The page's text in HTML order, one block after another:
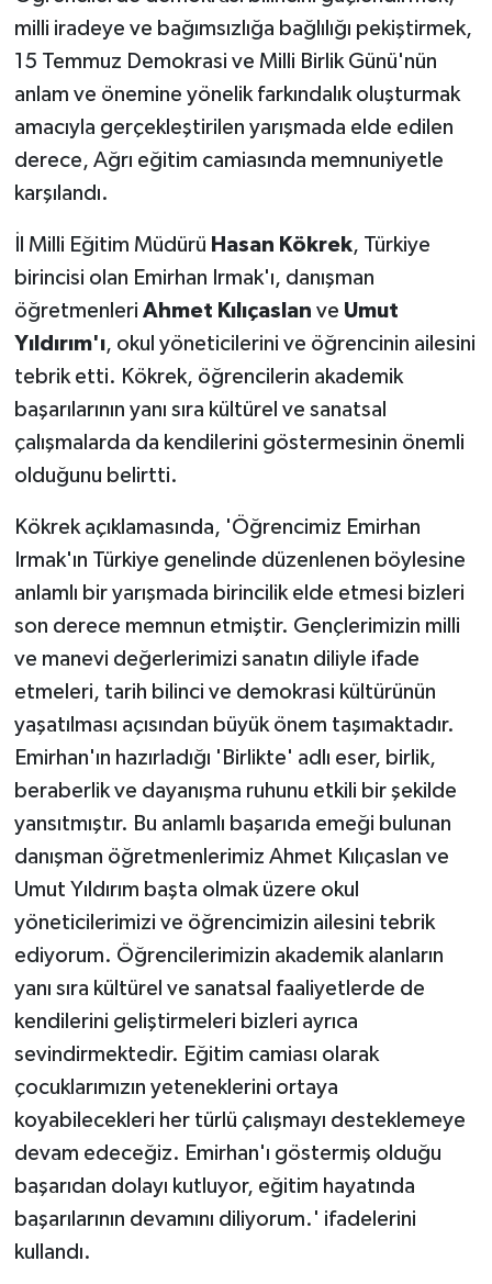
milli iradeye ve bağımsızlığa bağlılığı pekiştirmek,
15 Temmuz Demokrasi ve Milli Birlik Günü'nün
anlam ve önemine yönelik farkındalık oluşturmak
amacıyla gerçekleştirilen yarışmada elde edilen
derece, Ağrı eğitim camiasında memnuniyetle
karşılandı.
İl Milli Eğitim Müdürü Hasan Kökrek, Türkiye
birincisi olan Emirhan Irmak'ı, danışman
öğretmenleri Ahmet Kılıçaslan ve Umut
Yıldırım'ı, okul yöneticilerini ve öğrencinin ailesini
tebrik etti. Kökrek, öğrencilerin akademik
başarılarının yanı sıra kültürel ve sanatsal
çalışmalarda da kendilerini göstermesinin önemli
olduğunu belirtti.
Kökrek açıklamasında, 'Öğrencimiz Emirhan
Irmak'ın Türkiye genelinde düzenlenen böylesine
anlamlı bir yarışmada birincilik elde etmesi bizleri
son derece memnun etmiştir. Gençlerimizin milli
ve manevi değerlerimizi sanatın diliyle ifade
etmeleri, tarih bilinci ve demokrasi kültürünün
yaşatılması açısından büyük önem taşımaktadır.
Emirhan'ın hazırladığı 'Birlikte' adlı eser, birlik,
beraberlik ve dayanışma ruhunu etkili bir şekilde
yansıtmıştır. Bu anlamlı başarıda emeği bulunan
danışman öğretmenlerimiz Ahmet Kılıçaslan ve
Umut Yıldırım başta olmak üzere okul
yöneticilerimizi ve öğrencimizin ailesini tebrik
ediyorum. Öğrencilerimizin akademik alanların
yanı sıra kültürel ve sanatsal faaliyetlerde de
kendilerini geliştirmeleri bizleri ayrıca
sevindirmektedir. Eğitim camiası olarak
çocuklarımızın yeteneklerini ortaya
koyabilecekleri her türlü çalışmayı desteklemeye
devam edeceğiz. Emirhan'ı göstermiş olduğu
başarıdan dolayı kutluyor, eğitim hayatında
başarılarının devamını diliyorum.' ifadelerini
kullandı.